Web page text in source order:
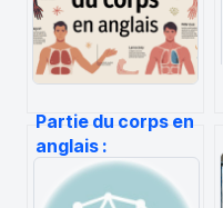
Partie du corps en
anglais :
vocabulaire utile
et explications